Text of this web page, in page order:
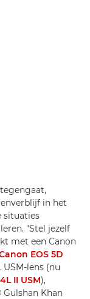
in het
situaties
"Stel jezelf
met een Canon
EOS 5D
USM-lens (nu
II USM),
Gulshan Khan